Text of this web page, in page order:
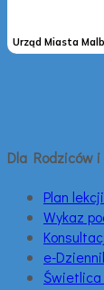
Dla Rodziców
Plan
Wykaz
e-
Świetlica